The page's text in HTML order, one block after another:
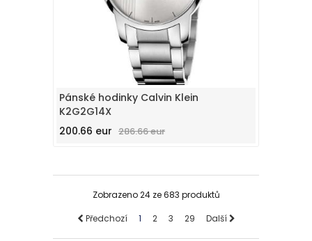
Pánské hodinky Calvin Klein
K2G2G14X
200.66 eur 286.66 eur
Zobrazeno24 ze 683 produktů
Předchozí
1 2 3 29 Další